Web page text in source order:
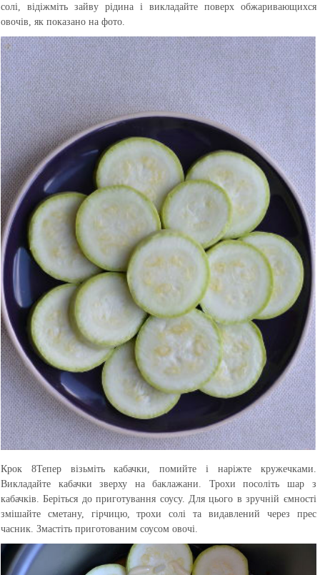
солі, відіжміть зайву рідина і викладайте поверх обжаривающихся
овочів, як показано на фото.
Крок 8Тепер візьміть кабачки, помийте і наріжте кружечками.
Викладайте кабачки зверху на баклажани. Трохи посоліть шар з
кабачків. Беріться до приготування соусу. Для цього в зручній ємності
змішайте сметану, гірчицю, трохи солі та видавлений через прес
часник. Змастіть приготованим соусом овочі.